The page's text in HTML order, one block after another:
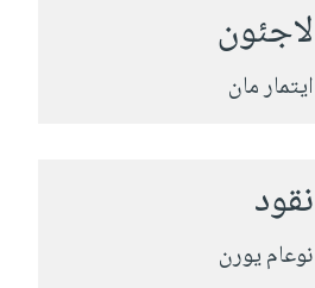
لاجئون
ايتمار مان
نقود
نوعام يورن